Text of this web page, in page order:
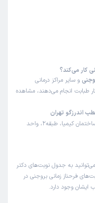
با باروری
نوبت مطب از دکترتو
ایشان در مطب حضور
کار می‌کند؟
و سایر مراکز درمانی
طبابت انجام می‌دهند، مشاهده
اندرزگو تهران
تهران، اندرزگو، نبش نبش بلوار صبا و کاوه، ساختمان کیمیا، طبقه2، واحد
به جدول نوبت‌های دکتر
فرحناز زمانی بروجنی در
ایشان وجود دارد.